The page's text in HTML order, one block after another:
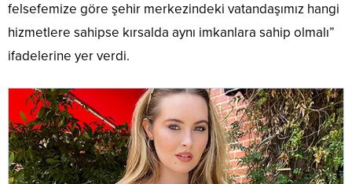
felsefemize göre şehir merkezindeki vatandaşımız hangi
hizmetlere sahipse kırsalda aynı imkanlara sahip olmalı”
ifadelerine yer verdi.